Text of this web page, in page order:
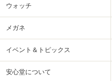
ウォッチ
メガネ
イベント＆トピックス
安心堂について